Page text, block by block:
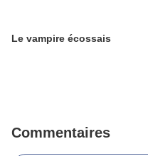
Le vampire écossais
Commentaires